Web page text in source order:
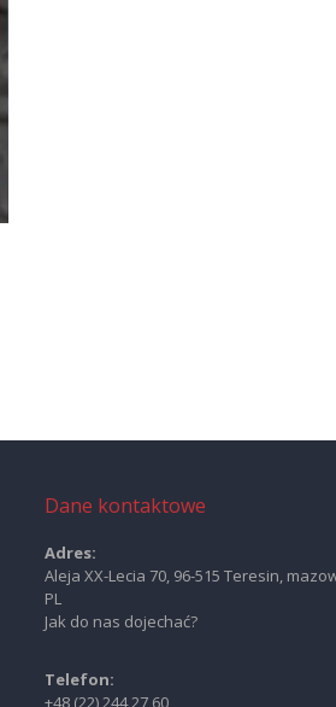
Dane kontaktowe
Adres:
Aleja XX-Lecia 70, 96-515 Teresin,
PL
Jak do nas dojechać?
Telefon:
+48 (22) 244 27 60